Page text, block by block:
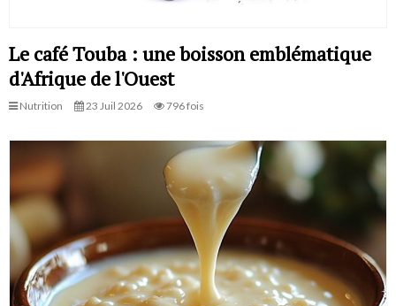
Le café Touba : une boisson emblématique
d'Afrique de l'Ouest
Nutrition 23 Juil 2026 796 fois